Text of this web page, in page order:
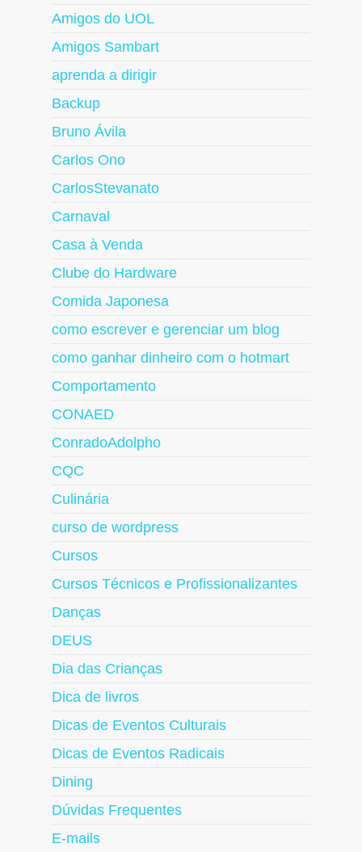
Amigos do UOL
Amigos Sambart
aprenda a dirigir
Backup
Bruno Ávila
Carlos Ono
CarlosStevanato
Carnaval
Casa à Venda
Clube do Hardware
Comida Japonesa
como escrever e gerenciar um blog
como ganhar dinheiro com o hotmart
Comportamento
CONAED
ConradoAdolpho
CQC
Culinária
curso de wordpress
Cursos
Cursos Técnicos e Profissionalizantes
Danças
DEUS
Dia das Crianças
Dica de livros
Dicas de Eventos Culturais
Dicas de Eventos Radicais
Dining
Dúvidas Frequentes
E-mails